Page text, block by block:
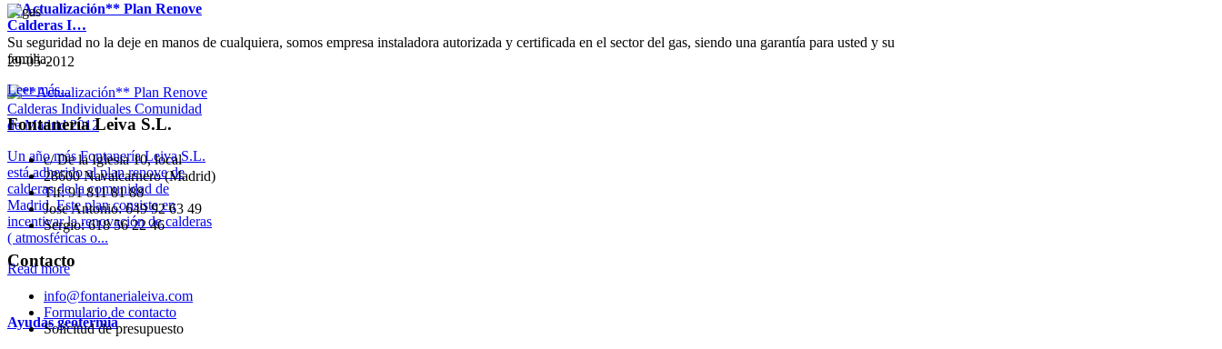
**Actualización** Plan Renove
Calderas I…
29-05-2012
Un año más Fontanería Leiva S.L.
está adherido al plan renove de
calderas de la comunidad de
Madrid. Este plan consiste en
incentivar la renovación de calderas
( atmosféricas o...
Read more
Ayudas geotermia
Su seguridad no la deje en manos de cualquiera, somos empresa instaladora autorizada y certificada en el sector del gas, siendo una garantía para usted y su
familia.
Leer más...
FontaneríaLeiva S.L.
c/ De la Iglesia 10, local
28600 Navalcarnero (Madrid)
Tlf: 91 811 81 88
Jose Antonio:649 92 63 49
Sergio: 618 56 22 46
Contacto
info@fontanerialeiva.com
Formulario de contacto
Solicitud de presupuesto